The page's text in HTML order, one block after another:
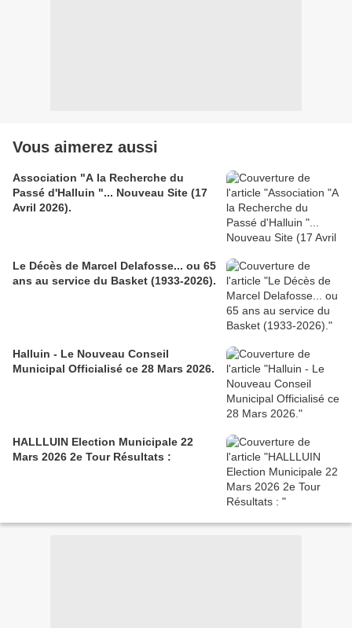
Vous aimerez aussi
Association "A la Recherche du
Passé d'Halluin "... Nouveau Site (17
Avril 2026).
Le Décès de Marcel Delafosse... ou 65
ans au service du Basket (1933-2026).
Halluin - Le Nouveau Conseil
Municipal Officialisé ce 28 Mars 2026.
HALLLUIN Election Municipale 22
Mars 2026 2e Tour Résultats :